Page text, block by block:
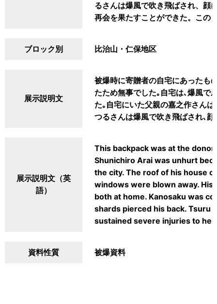
るさんは爆風で吹き飛ばされ、顔
再会を果たすことができた。この
ブロック別 比治山・仁保地区
展示説明文
被爆時に寄贈者の自宅にあったも
たため無事でした｡自宅は､爆風で
た｡自宅にいた父親の嘉之作さん
つるさんは爆風で吹き飛ばされ､
展示説明文（英
語）
This backpack was at the
Shunichiro Arai was unhurt
the city. The roof of his house
windows were blown away.
both at home. Kanosaku was
shards pierced his back. Tsuru
sustained severe injuries to her
資料性質 被爆資料